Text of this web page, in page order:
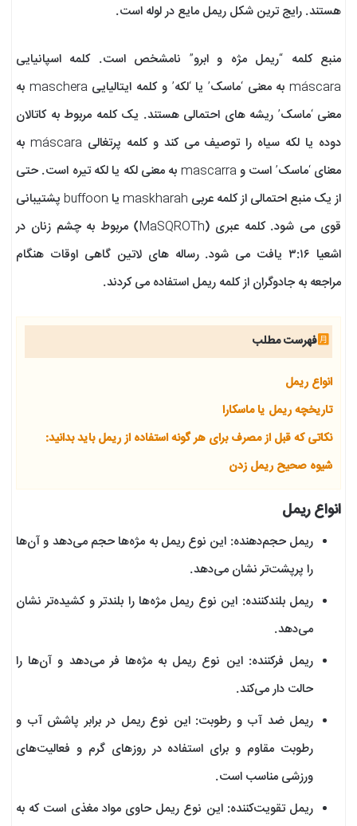
هستند. رایج ترین شکل ریمل مایع در لوله است.
منبع کلمه “ریمل مژه و ابرو” نامشخص است. کلمه اسپانیایی
máscara به معنی ‘ماسک’ یا ‘لکه’ و کلمه ایتالیایی maschera به
معنی ‘ماسک’ ریشه های احتمالی هستند. یک کلمه مربوط به کاتالان
دوده یا لکه سیاه را توصیف می کند و کلمه پرتغالی máscara به
معنای ‘ماسک’ است و mascarra به معنی لکه یا لکه تیره است. حتی
از یک منبع احتمالی از کلمه عربی maskharah یا buffoon پشتیبانی
قوی می شود. کلمه عبری (MaSQROTh) مربوط به چشم زنان در
اشعیا ۳:۱۶ یافت می شود. رساله های لاتین گاهی اوقات هنگام
مراجعه به جادوگران از کلمه ریمل استفاده می کردند.
فهرست مطلب
انواع ریمل
تاریخچه ریمل یا ماسکارا
نکاتی که قبل از مصرف برای هر گونه استفاده از ریمل باید بدانید:
شیوه صحیح ریمل زدن
انواع ریمل
ریمل حجم‌دهنده: این نوع ریمل به مژه‌ها حجم می‌دهد و آن‌ها
را پرپشت‌تر نشان می‌دهد.
ریمل بلندکننده: این نوع ریمل مژه‌ها را بلندتر و کشیده‌تر نشان
می‌دهد.
ریمل فرکننده: این نوع ریمل به مژه‌ها فر می‌دهد و آن‌ها را
حالت دار می‌کند.
ریمل ضد آب و رطوبت: این نوع ریمل در برابر پاشش آب و
رطوبت مقاوم و برای استفاده در روزهای گرم و فعالیت‌های
ورزشی مناسب است.
ریمل تقویت‌کننده: این نوع ریمل حاوی مواد مغذی است که به